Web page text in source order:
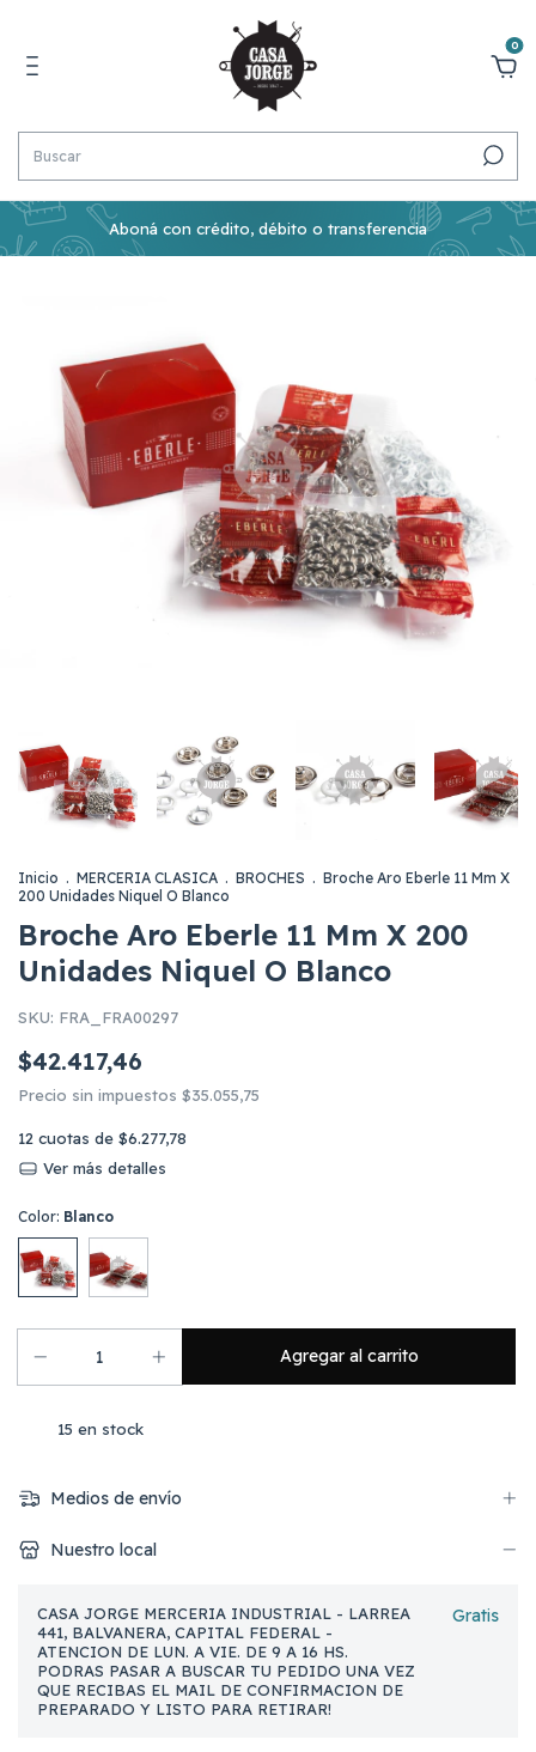
0
Aboná con crédito, débito o transferencia
Inicio . MERCERIA CLASICA . BROCHES . Broche Aro Eberle 11 Mm X
200 Unidades Niquel O Blanco
Broche Aro Eberle 11 Mm X 200
Unidades Niquel O Blanco
SKU: FRA_FRA00297
$42.417,46
Precio sin impuestos $35.055,75
12 cuotas de $6.277,78
Ver más detalles
Color: Blanco
15 en stock
Medios de envío
Nuestro local
CASA JORGE MERCERIA INDUSTRIAL - LARREA
441, BALVANERA, CAPITAL FEDERAL -
ATENCION DE LUN. A VIE. DE 9 A 16 HS.
PODRAS PASAR A BUSCAR TU PEDIDO UNA VEZ
QUE RECIBAS EL MAIL DE CONFIRMACION DE
PREPARADO Y LISTO PARA RETIRAR!
Gratis